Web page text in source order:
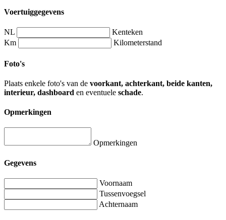
Voertuiggegevens
NL
Kenteken
Km
Kilometerstand
Foto's
Plaats enkele foto's van de voorkant, achterkant, beide kanten,
interieur, dashboard en eventuele schade.
Opmerkingen
Opmerkingen
Gegevens
Voornaam
Tussenvoegsel
Achternaam